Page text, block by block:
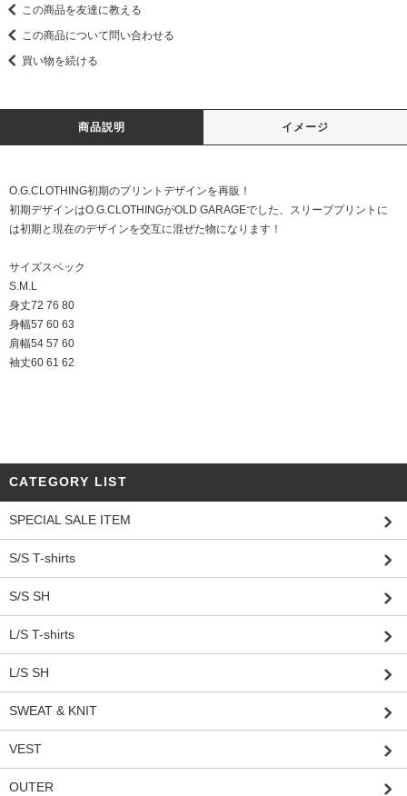
この商品を友達に教える
この商品について問い合わせる
買い物を続ける
商品説明 イメージ
O.G.CLOTHING初期のプリントデザインを再販！
初期デザインはO.G.CLOTHINGがOLD GARAGEでした、スリーブプリントに
は初期と現在のデザインを交互に混ぜた物になります！
サイズスペック
S.M.L
身丈72 76 80
身幅57 60 63
肩幅54 57 60
袖丈60 61 62
CATEGORY LIST
SPECIAL SALE ITEM
S/S T-shirts
S/S SH
L/S T-shirts
L/S SH
SWEAT & KNIT
VEST
OUTER